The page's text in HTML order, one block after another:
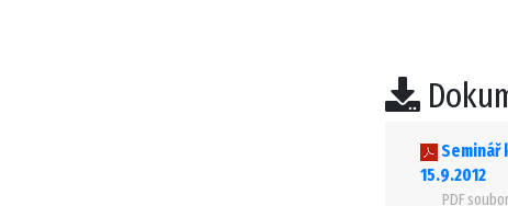
Seminář
15.9.2012
PDF